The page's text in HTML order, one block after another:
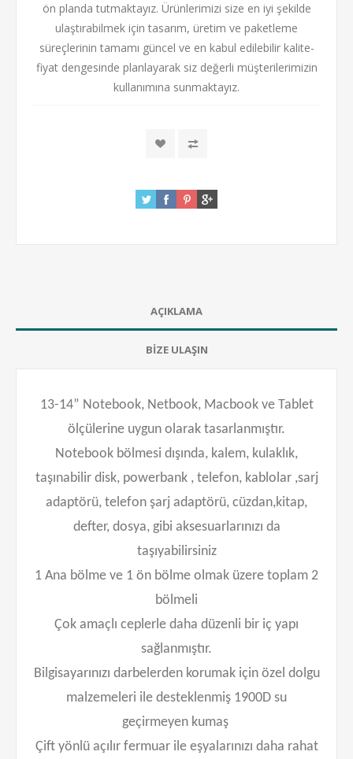
ön planda tutmaktayız. Ürünlerimizi size en iyi şekilde
ulaştırabilmek için tasarım, üretim ve paketleme
süreçlerinin tamamı güncel ve en kabul edilebilir kalite-
fiyat dengesinde planlayarak siz değerli müşterilerimizin
kullanımına sunmaktayız.
AÇIKLAMA
BİZE ULAŞIN
13-14” Notebook, Netbook, Macbook ve Tablet
ölçülerine uygun olarak tasarlanmıştır.
Notebook bölmesi dışında, kalem, kulaklık,
taşınabilir disk, powerbank , telefon, kablolar ,sarj
adaptörü, telefon şarj adaptörü, cüzdan,kitap,
defter, dosya, gibi aksesuarlarınızı da
taşıyabilirsiniz
1 Ana bölme ve 1 ön bölme olmak üzere toplam 2
bölmeli
Çok amaçlı ceplerle daha düzenli bir iç yapı
sağlanmıştır.
Bilgisayarınızı darbelerden korumak için özel dolgu
malzemeleri ile desteklenmiş 1900D su
geçirmeyen kumaş
Çift yönlü açılır fermuar ile eşyalarınızı daha rahat